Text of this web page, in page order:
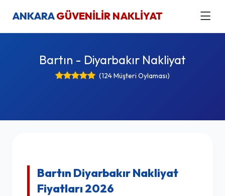
ANKARAGÜVENİLİR NAKLİYAT
Bartın - Diyarbakır Nakliyat
(124 Müşteri Oylaması)
Bartın Diyarbakır Nakliyat
Fiyatları 2026